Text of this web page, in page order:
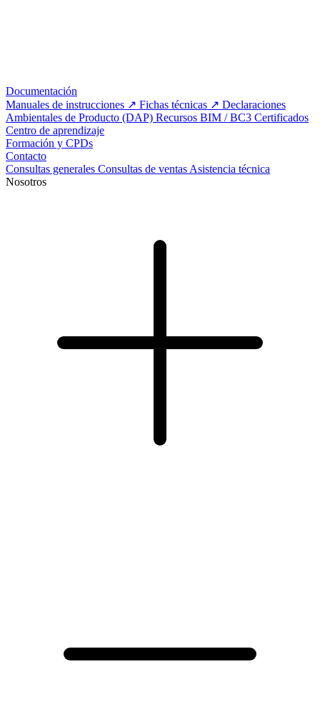
Documentación
Manuales de instrucciones
Fichas técnicas
Declaraciones
Ambientales de Producto (DAP) Recursos BIM / BC3 Certificados
Centro de aprendizaje
Formación y CPDs
Contacto
Consultas generales Consultas de ventas Asistencia técnica
Nosotros